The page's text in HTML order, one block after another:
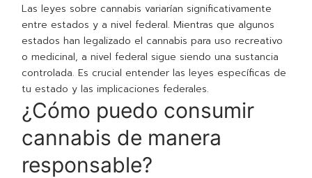
Las leyes sobre cannabis variarían significativamente
entre estados y a nivel federal. Mientras que algunos
estados han legalizado el cannabis para uso recreativo
o medicinal, a nivel federal sigue siendo una sustancia
controlada. Es crucial entender las leyes específicas de
tu estado y las implicaciones federales.
¿Cómo puedo consumir
cannabis de manera
responsable?